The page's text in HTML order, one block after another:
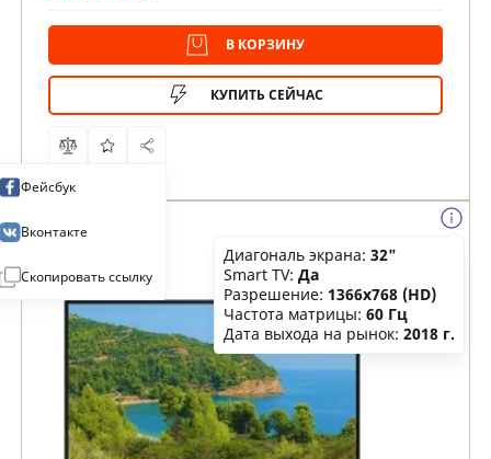
В КОРЗИНУ
КУПИТЬ СЕЙЧАС
Фейсбук
Вконтакте
Скопировать ссылку
Диагональ экрана: 32"
Smart TV: Да
Разрешение: 1366x768 (HD)
Частота матрицы: 60 Гц
Дата выхода на рынок: 2018 г.